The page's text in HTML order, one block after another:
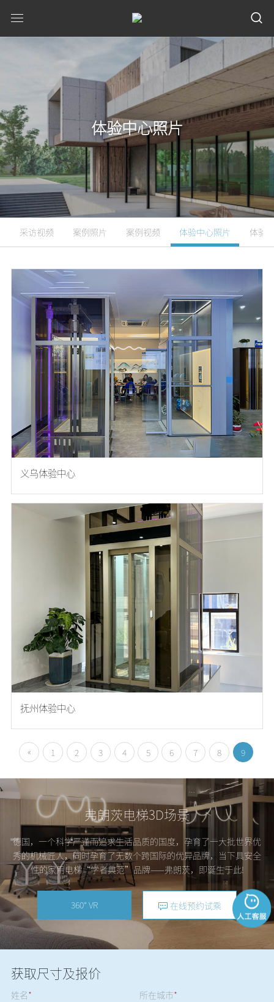
体验中心照片
采访视频 案例照片 案例视频 体验中心照片 体验
义乌体验中心
抚州体验中心
« 1 2 3 4 5 6 7 8 9
弗朗茨电梯3D场景
德国，一个科学严谨而追求生活品质的国度，孕育了一大批世界优
秀的机械匠人，同时孕育了无数个跨国际的优异品牌，当下具安全
性的家用电梯“学者典范”品牌——弗朗茨，即诞生于此!
360° VR 在线预约试乘
获取尺寸及报价
姓名* 所在城市*